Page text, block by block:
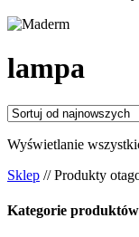
lampa
Wyświetlanie
Sklep // Produkty
Kategorie produktów